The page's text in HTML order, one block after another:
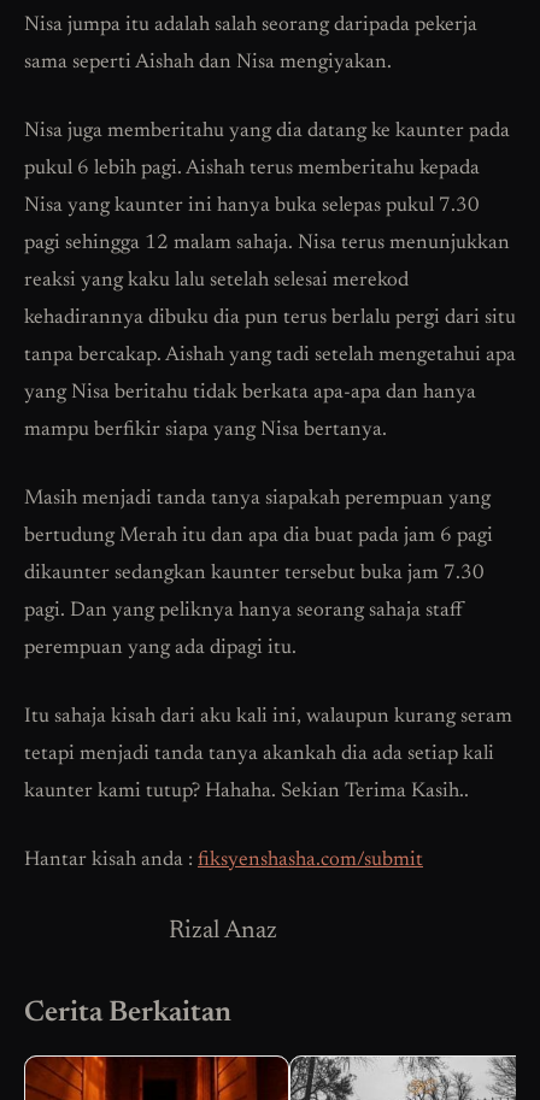
Nisa jumpa itu adalah salah seorang daripada pekerja
sama seperti Aishah dan Nisa mengiyakan.
Nisa juga memberitahu yang dia datang ke kaunter pada
pukul 6 lebih pagi. Aishah terus memberitahu kepada
Nisa yang kaunter ini hanya buka selepas pukul 7.30
pagi sehingga 12 malam sahaja. Nisa terus menunjukkan
reaksi yang kaku lalu setelah selesai merekod
kehadirannya dibuku dia pun terus berlalu pergi dari situ
tanpa bercakap. Aishah yang tadi setelah mengetahui apa
yang Nisa beritahu tidak berkata apa-apa dan hanya
mampu berfikir siapa yang Nisa bertanya.
Masih menjadi tanda tanya siapakah perempuan yang
bertudung Merah itu dan apa dia buat pada jam 6 pagi
dikaunter sedangkan kaunter tersebut buka jam 7.30
pagi. Dan yang peliknya hanya seorang sahaja staff
perempuan yang ada dipagi itu.
Itu sahaja kisah dari aku kali ini, walaupun kurang seram
tetapi menjadi tanda tanya akankah dia ada setiap kali
kaunter kami tutup? Hahaha. Sekian Terima Kasih..
Hantar kisah anda : fiksyenshasha.com/submit
Rizal Anaz
Cerita Berkaitan